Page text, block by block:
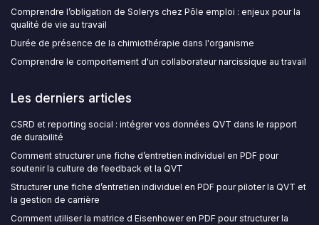
Comprendre l’obligation de Solerys chez Pôle emploi : enjeux pour la
qualité de vie au travail
Durée de présence de la chimiothérapie dans l'organisme
Comprendre le comportement d'un collaborateur narcissique au travail
Les derniers articles
CSRD et reporting social : intégrer vos données QVT dans le rapport
de durabilité
Comment structurer une fiche d’entretien individuel en PDF pour
soutenir la culture de feedback et la QVT
Structurer une fiche d’entretien individuel en PDF pour piloter la QVT et
la gestion de carrière
Comment utiliser la matrice d Eisenhower en PDF pour structurer la